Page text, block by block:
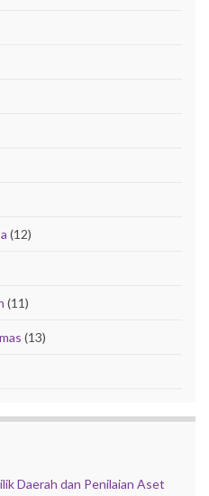
(12)
(11)
(13)
Daerah dan Penilaian Aset